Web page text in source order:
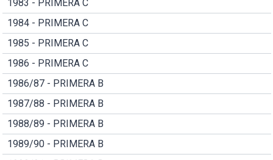
1983 - PRIMERA C
1984 - PRIMERA C
1985 - PRIMERA C
1986 - PRIMERA C
1986/87 - PRIMERA B
1987/88 - PRIMERA B
1988/89 - PRIMERA B
1989/90 - PRIMERA B